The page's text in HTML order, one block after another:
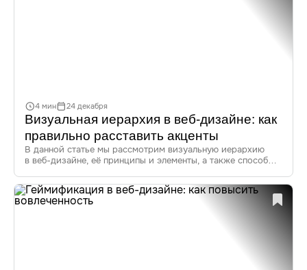
Визуальная иерархия в веб-дизайне: как
правильно расставить акценты
В данной статье мы рассмотрим визуальную иерархию
в веб-дизайне, её принципы и элементы, а также способы
расставить акценты на сайте, чтобы привлечь внимание
пользователей и повысить удобство взаимодействия.
4 мин 24 декабря